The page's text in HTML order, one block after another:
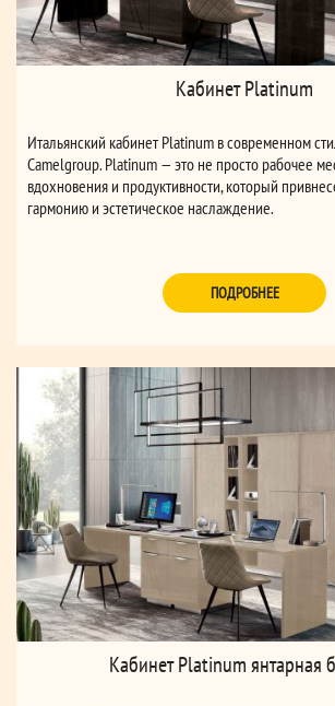
Кабинет Platinum
Итальянский кабинет Platinum в современном
Camelgroup. Platinum — это не просто рабочее
вдохновения и продуктивности, который
гармонию и эстетическое наслаждение.
ПОДРОБНЕЕ
Кабинет Platinum янтарная